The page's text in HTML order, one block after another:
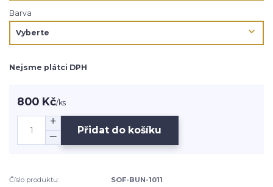
Barva
Nejsme plátci DPH
800 Kč/ks
Přidat do košíku
Číslo produktu: SOF-BUN-1011